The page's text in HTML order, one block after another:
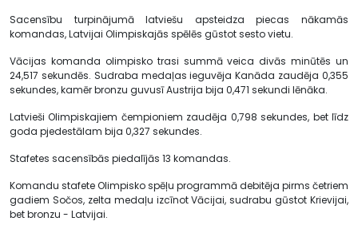
Sacensību turpinājumā latviešu apsteidza piecas nākamās
komandas, Latvijai Olimpiskajās spēlēs gūstot sesto vietu.
Vācijas komanda olimpisko trasi summā veica divās minūtēs un
24,517 sekundēs. Sudraba medaļas ieguvēja Kanāda zaudēja 0,355
sekundes, kamēr bronzu guvusī Austrija bija 0,471 sekundi lēnāka.
Latvieši Olimpiskajiem čempioniem zaudēja 0,798 sekundes, bet līdz
goda pjedestālam bija 0,327 sekundes.
Stafetes sacensībās piedalījās 13 komandas.
Komandu stafete Olimpisko spēļu programmā debitēja pirms četriem
gadiem Sočos, zelta medaļu izcīnot Vācijai, sudrabu gūstot Krievijai,
bet bronzu - Latvijai.